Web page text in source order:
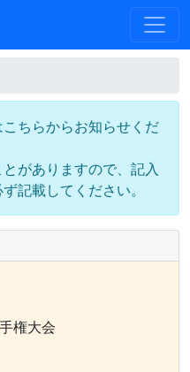
ちらからお知らせくだ
がありますので、記入
記載してください。
権大会